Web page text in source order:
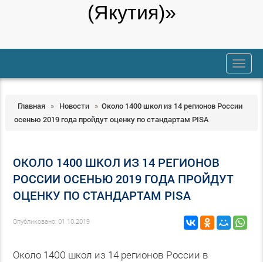
(Якутия)»
trk
Главная » Новости » Около 1400 школ из 14 регионов России
осенью 2019 года пройдут оценку по стандартам PISA
ОКОЛО 1400 ШКОЛ ИЗ 14 РЕГИОНОВ
РОССИИ ОСЕНЬЮ 2019 ГОДА ПРОЙДУТ
ОЦЕНКУ ПО СТАНДАРТАМ PISA
Опубликовано: 01.10.2019
Около 1400 школ из 14 регионов России в